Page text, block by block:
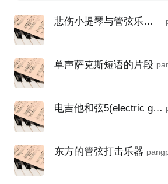
悲伤小提琴与管弦乐队(Sad Violin and Orchestra)
单声萨克斯短语的片段
电吉他和弦5(electric guitar chords5)
东方的管弦打击乐器